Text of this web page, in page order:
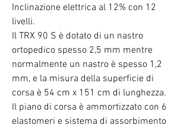
Inclinazione elettrica al 12% con 12
livelli.
Il TRX 90 S è dotato di un nastro
ortopedico spesso 2,5 mm mentre
normalmente un nastro è spesso 1,2
mm, e la misura della superficie di
corsa è 54 cm x 151 cm di lunghezza.
Il piano di corsa è ammortizzato con 6
elastomeri e sistema di assorbimento